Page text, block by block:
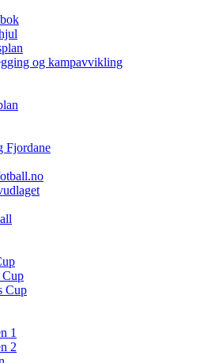
og kampavvikling
Fjordane
Cup
1
2